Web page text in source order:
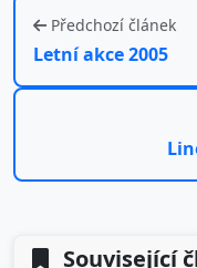
Předchozí článek
Letní akce 2005
Související